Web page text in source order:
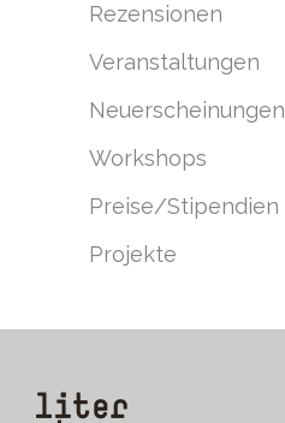
Rezensionen
Veranstaltungen
Neuerscheinungen
Workshops
Preise/Stipendien
Projekte